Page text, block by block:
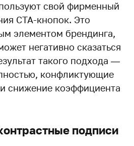
свой фирменный
CTA-кнопок. Это
элементом брендинга,
негативно сказаться
такого подхода —
конфликтующие
снижение коэффициента
подписи